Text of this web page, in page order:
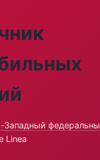
Западный
Linea